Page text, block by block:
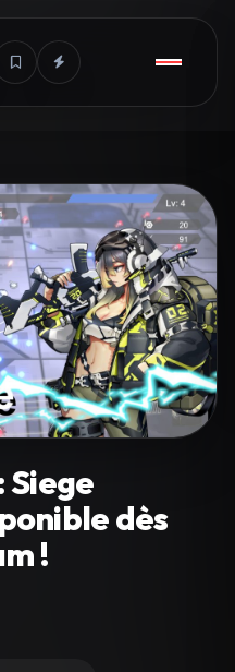
Siege
dès
!